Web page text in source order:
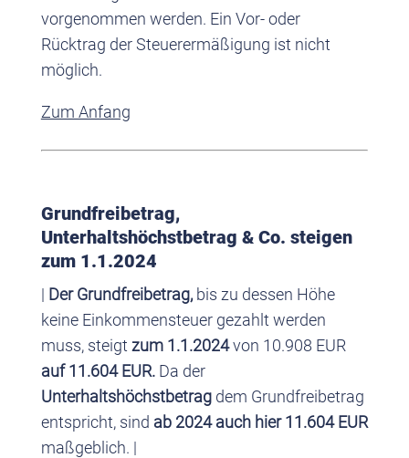
vorgenommen werden. Ein Vor- oder
Rücktrag der Steuerermäßigung ist nicht
möglich.
Zum Anfang
Grundfreibetrag,
Unterhaltshöchstbetrag & Co. steigen
zum 1.1.2024
| Der Grundfreibetrag,bis zu dessen Höhe
keine Einkommensteuer gezahlt werden
muss, steigt zum 1.1.2024von 10.908 EUR
auf 11.604 EUR.Da der
Unterhaltshöchstbetrag dem Grundfreibetrag
entspricht, sind ab 2024 auch hier 11.604 EUR
maßgeblich. |